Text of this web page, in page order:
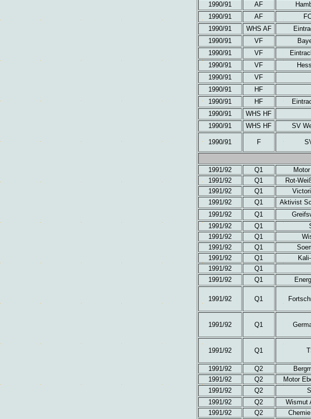
1990/91
AF
1990/91
AF
1990/91
WHS AF
1990/91
VF
1990/91
VF
1990/91
VF
1990/91
VF
1990/91
HF
1990/91
HF
1990/91
WHS HF
1990/91
WHS HF SV
1990/91
F
1991/92 Q1
1991/92
Q1
Rot-
1991/92
Q1
1991/92
Q1 Aktivist
1991/92
Q1
1991/92
Q1
1991/92
Q1
1991/92
Q1
1991/92
Q1
1991/92
Q1
1991/92
Q1
1991/92 Q1
1991/92 Q1
1991/92 Q1
1991/92
Q2
1991/92
Q2
Motor
1991/92
Q2
1991/92
Q2
Wismut
1991/92
Q2